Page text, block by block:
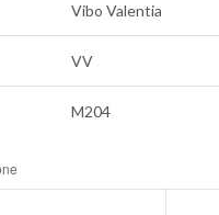
Vibo Valentia
VV
M204